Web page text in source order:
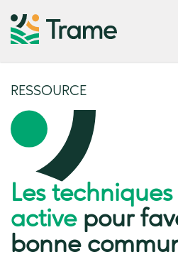
RESSOURCE
Les
activepour
bonne